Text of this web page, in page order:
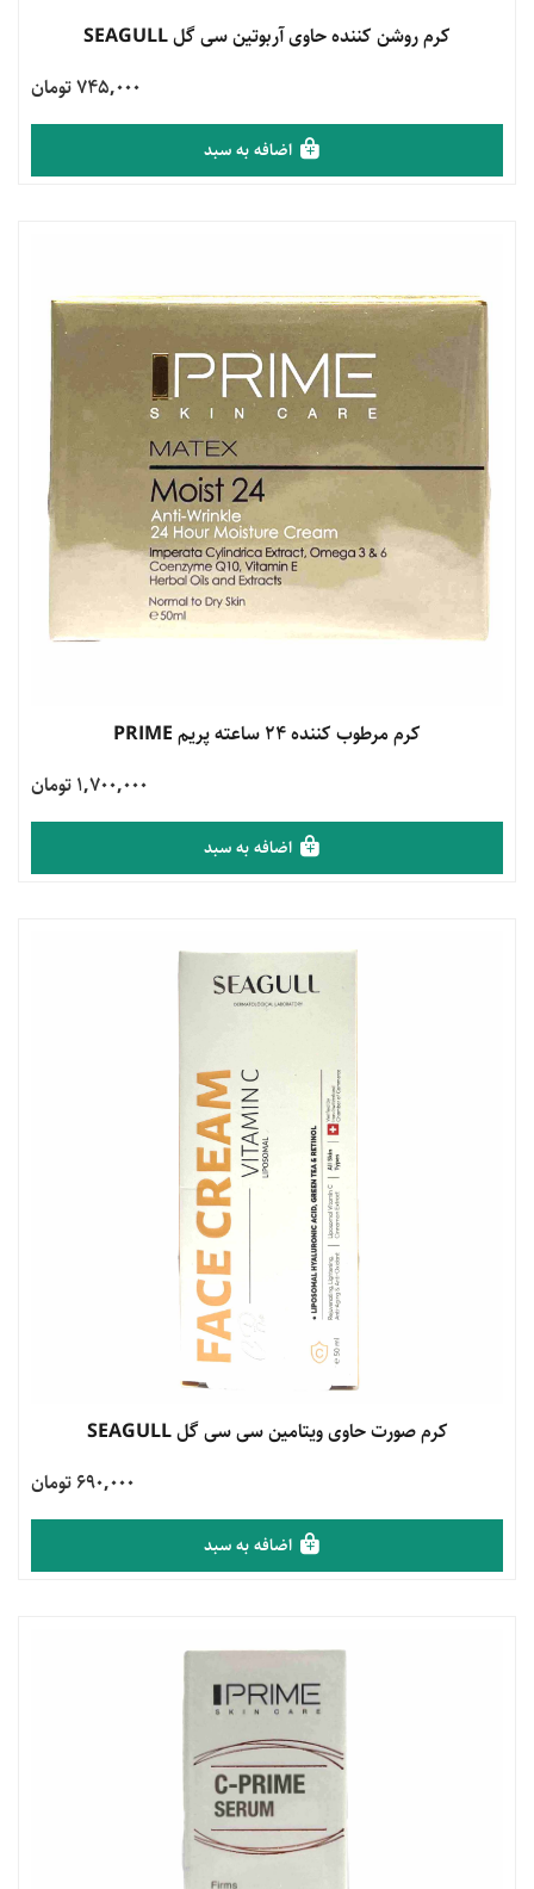
مشاهده محصول
کرم روشن کننده حاوی آربوتین سی گل SEAGULL
745,000 تومان
اضافه به سبد
مشاهده محصولکرم مرطوب کننده 24 ساعته پریم PRIME
1,700,000 تومان
اضافه به سبد
مشاهده محصول
کرم صورت حاوی ویتامین سی سی گل SEAGULL
690,000 تومان
اضافه به سبد